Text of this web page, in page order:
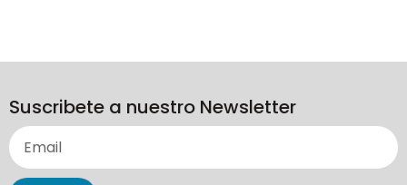
Suscribete a nuestro Newsletter